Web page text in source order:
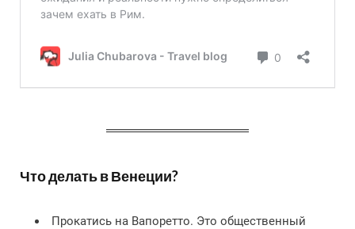
Что делать в Венеции?
Прокатись на Вапоретто. Это общественный